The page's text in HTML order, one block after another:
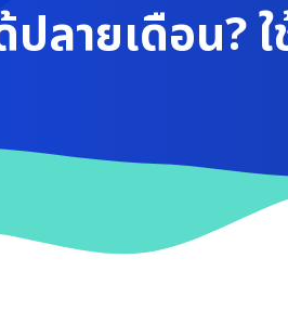
ปลายเดือน?